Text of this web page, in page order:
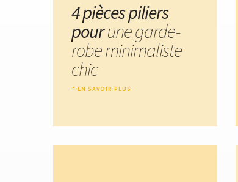
4 pièces piliers
pourune garde-
robe minimaliste
chic
EN SAVOIR PLUS